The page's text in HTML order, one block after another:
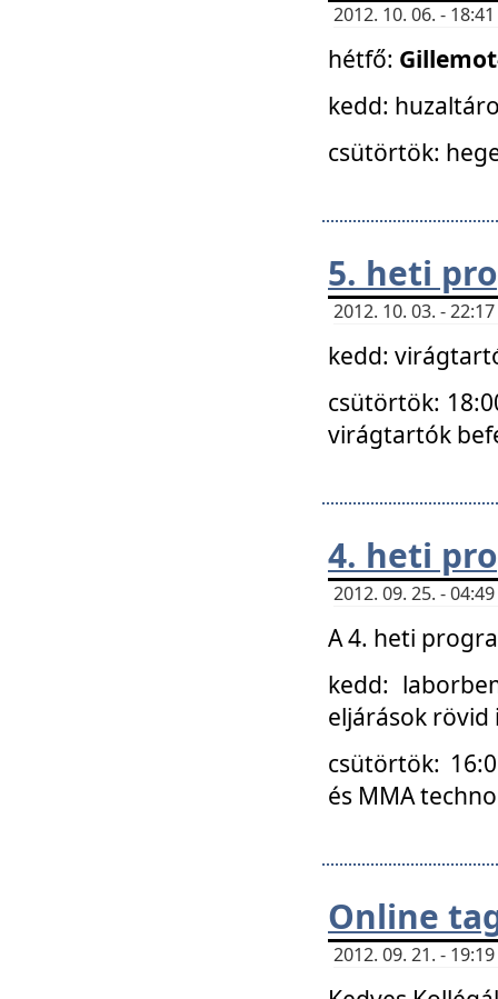
2012. 10. 06. -
hétfő:
kedd:
csütörtök:
5. heti
2012. 10. 03. -
kedd:
csütörtök:
virágtartók
4. heti
2012. 09. 25. -
A 4. heti
kedd:
eljárások
csütörtök:
és MMA
Online
2012. 09. 21. -